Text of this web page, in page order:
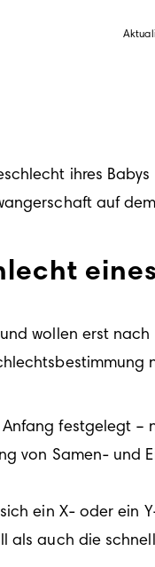
ihres
auf
wollen erst nach
festgelegt
von Samen- und
ein X- oder ein
als auch die